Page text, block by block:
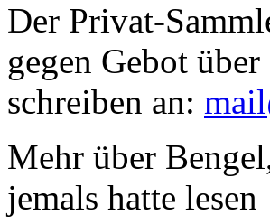
Der Privat-
gegen Gebot
schreiben an:
Mehr über
jemals hatte lesen